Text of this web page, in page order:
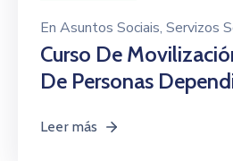
En Asuntos Sociais‚ Servizos
Curso De
De Personas
Leer más